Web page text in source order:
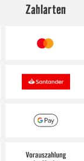
Zahlarten